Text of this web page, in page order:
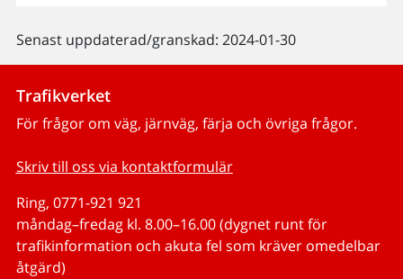
Senast uppdaterad/granskad: 2024-01-30
Trafikverket
För frågor om väg, järnväg, färja och övriga frågor.
Skriv till oss via kontaktformulär
Ring, 0771-921 921
måndag–fredag kl. 8.00–16.00 (dygnet runt för
trafikinformation och akuta fel som kräver omedelbar
åtgärd)